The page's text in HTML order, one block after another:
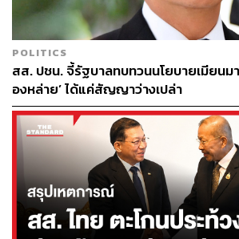
POLITICS
สส. ปชน. จี้รัฐบาลทบทวนนโยบายเมียนม
องหล่าย’ ได้แค่สัญญาว่างเปล่า